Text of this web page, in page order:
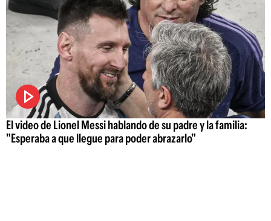
El video de Lionel Messi hablando de su padre y la familia:
"Esperaba a que llegue para poder abrazarlo"